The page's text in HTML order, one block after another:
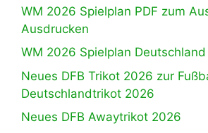
WM 2026 Spielplan PDF zum
Ausdrucken
WM 2026 Spielplan Deutschland
Neues DFB Trikot 2026 zur
Deutschlandtrikot 2026
Neues DFB Awaytrikot 2026